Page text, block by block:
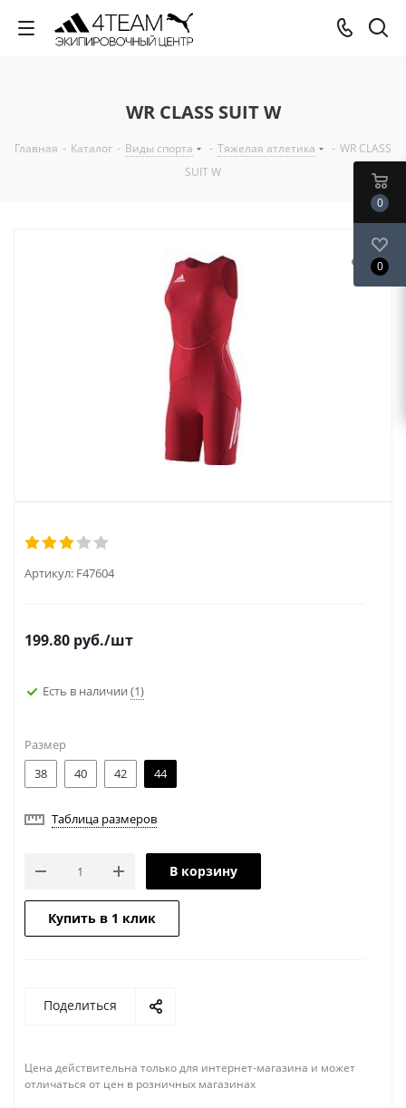
WR CLASS SUIT W
Главная - Каталог - Виды спорта - Тяжелая атлетика - WR CLASS
SUIT W
Артикул: F47604
199.80 руб./шт
Есть в наличии (1)
Размер
38
40 42 44
Таблица размеров
В корзину
Купить в 1 клик
Поделиться
Цена действительна только для интернет-магазина и может
отличаться от цен в розничных магазинах
0
0